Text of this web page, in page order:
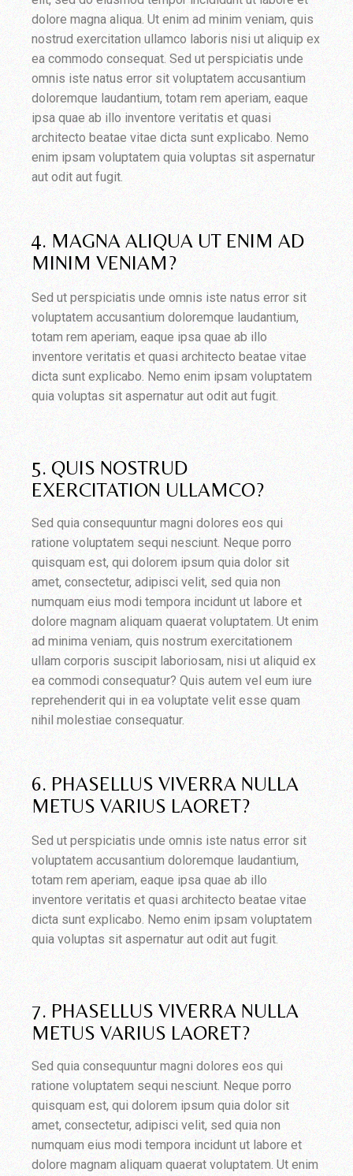
dolore magna aliqua. Ut enim ad minim veniam, quis
nostrud exercitation ullamco laboris nisi ut aliquip ex
ea commodo consequat. Sed ut perspiciatis unde
omnis iste natus error sit voluptatem accusantium
doloremque laudantium, totam rem aperiam, eaque
ipsa quae ab illo inventore veritatis et quasi
architecto beatae vitae dicta sunt explicabo. Nemo
enim ipsam voluptatem quia voluptas sit aspernatur
aut odit aut fugit.
4. MAGNA ALIQUA UT ENIM AD
MINIM VENIAM?
Sed ut perspiciatis unde omnis iste natus error sit
voluptatem accusantium doloremque laudantium,
totam rem aperiam, eaque ipsa quae ab illo
inventore veritatis et quasi architecto beatae vitae
dicta sunt explicabo. Nemo enim ipsam voluptatem
quia voluptas sit aspernatur aut odit aut fugit.
5. QUIS NOSTRUD
EXERCITATION ULLAMCO?
Sed quia consequuntur magni dolores eos qui
ratione voluptatem sequi nesciunt. Neque porro
quisquam est, qui dolorem ipsum quia dolor sit
amet, consectetur, adipisci velit, sed quia non
numquam eius modi tempora incidunt ut labore et
dolore magnam aliquam quaerat voluptatem. Ut enim
ad minima veniam, quis nostrum exercitationem
ullam corporis suscipit laboriosam, nisi ut aliquid ex
ea commodi consequatur? Quis autem vel eum iure
reprehenderit qui in ea voluptate velit esse quam
nihil molestiae consequatur.
6. PHASELLUS VIVERRA NULLA
METUS VARIUS LAORET?
Sed ut perspiciatis unde omnis iste natus error sit
voluptatem accusantium doloremque laudantium,
totam rem aperiam, eaque ipsa quae ab illo
inventore veritatis et quasi architecto beatae vitae
dicta sunt explicabo. Nemo enim ipsam voluptatem
quia voluptas sit aspernatur aut odit aut fugit.
7. PHASELLUS VIVERRA NULLA
METUS VARIUS LAORET?
Sed quia consequuntur magni dolores eos qui
ratione voluptatem sequi nesciunt. Neque porro
quisquam est, qui dolorem ipsum quia dolor sit
amet, consectetur, adipisci velit, sed quia non
numquam eius modi tempora incidunt ut labore et
dolore magnam aliquam quaerat voluptatem. Ut enim